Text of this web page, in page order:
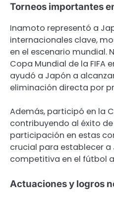
Torneos importantes
Inamoto representó a
internacionales clave,
en el escenario mundial.
Copa Mundial de la FIFA
ayudó a Japón a
eliminación directa por
Además, participó en la
contribuyendo al éxito
participación en estas
crucial para establecer
competitiva en el fútbol
Actuaciones y logros